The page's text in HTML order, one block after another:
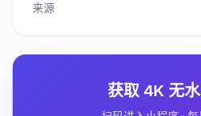
来源
获取 4K 无